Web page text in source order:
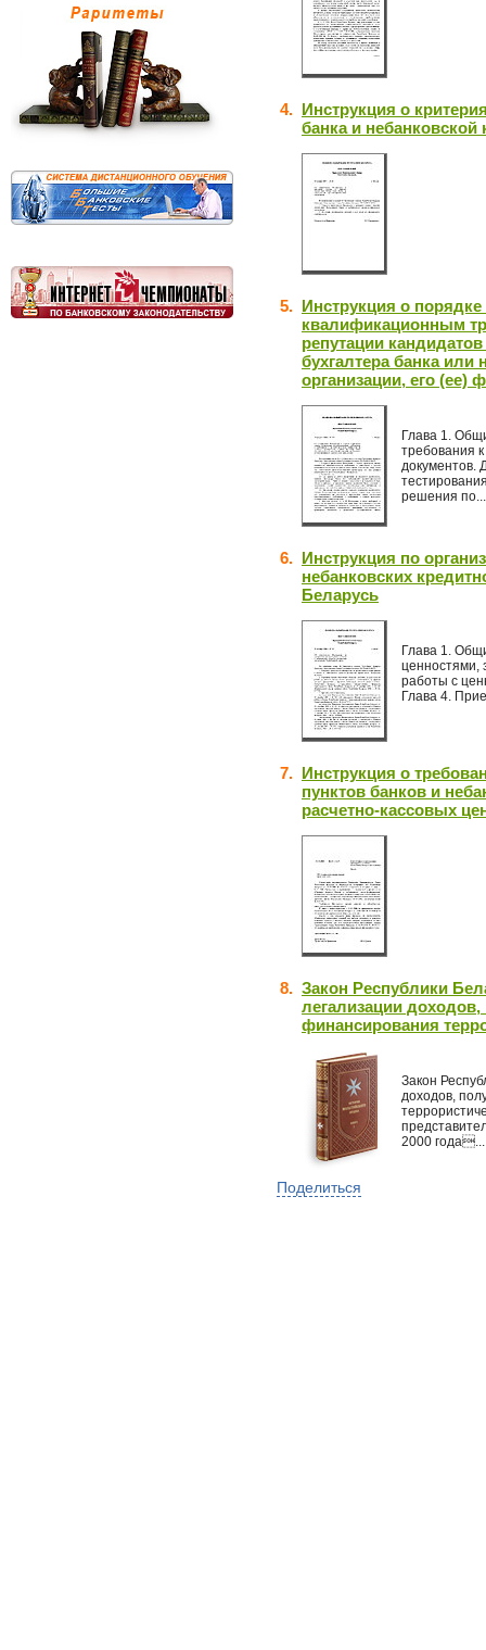
4. Инструкция о
банка и
5. Инструкция о
квалификационным
репутации
бухгалтера банка
организации, его (ее)
Глава 1.
требования
документов.
решения по...
6. Инструкция по
небанковских
Беларусь
Глава 1.
ценностями,
работы с
Глава 4.
7. Инструкция о
пунктов банков и
расчетно-кассовых
8. Закон Республики
легализации
финансирования
Закон
доходов,
2000 года...
Поделиться